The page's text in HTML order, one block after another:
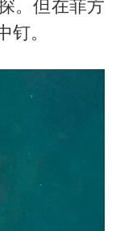
。但在菲方
。